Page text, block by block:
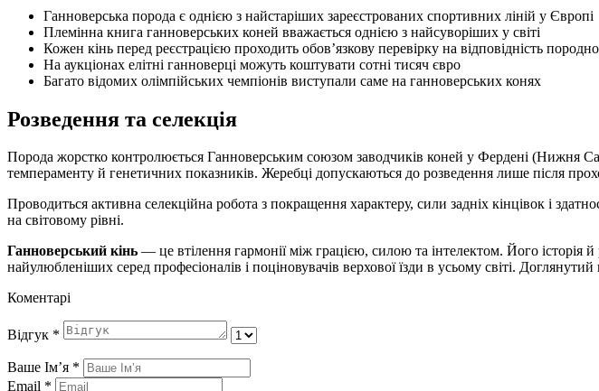
Ганноверська порода є однією з найстаріших зареєстрованих спортивних ліній у Європі
Племінна книга ганноверських коней вважається однією з найсуворіших у світі
Кожен кінь перед реєстрацією проходить обов’язкову перевірку на відповідність
На аукціонах елітні ганноверці можуть коштувати сотні тисяч євро
Багато відомих олімпійських чемпіонів виступали саме на ганноверських конях
Розведення та селекція
Порода жорстко контролюється Ганноверським союзом заводчиків коней у Фердені (Нижня
темпераменту й генетичних показників. Жеребці допускаються до розведення лише після
Проводиться активна селекційна робота з покращення характеру, сили задніх кінцівок і
на світовому рівні.
Ганноверський кінь — це втілення гармонії між грацією, силою та інтелектом. Його історія
найулюбленіших серед професіоналів і поціновувачів верхової їзди в усьому світі.
Коментарі
Відгук *
Ваше Імʼя *
Email *